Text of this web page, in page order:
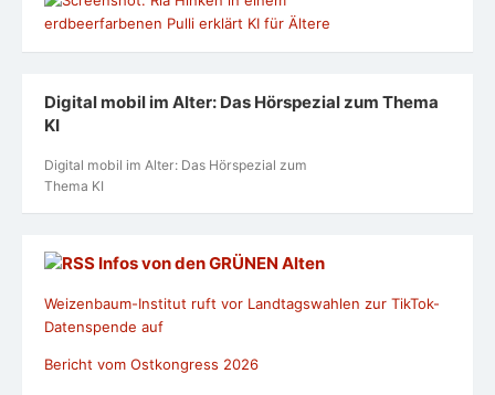
Digital mobil im Alter: Das Hörspezial zum Thema
KI
Digital mobil im Alter: Das Hörspezial zum
Thema KI
Infos von den GRÜNEN Alten
Weizenbaum-Institut ruft vor Landtagswahlen zur TikTok-
Datenspende auf
Bericht vom Ostkongress 2026